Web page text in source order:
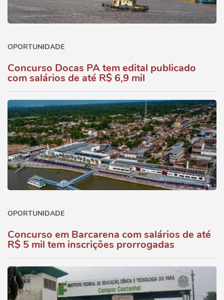
OPORTUNIDADE
Concurso Docas PA tem edital publicado
com salários de até R$ 6,9 mil
OPORTUNIDADE
Concurso em Barcarena com salários de até
R$ 5 mil tem inscrições prorrogadas